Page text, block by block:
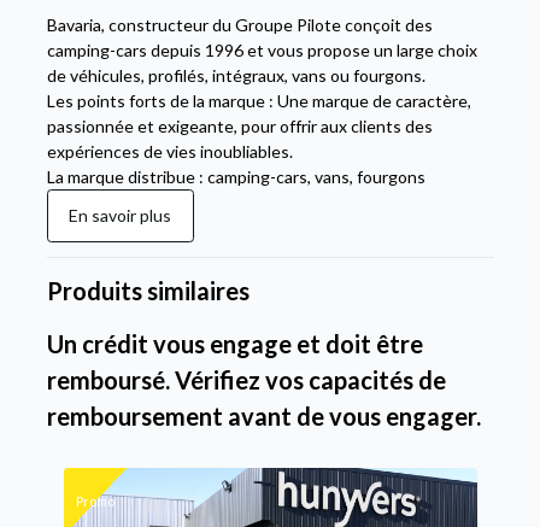
Bavaria, constructeur du Groupe Pilote conçoit des
camping-cars depuis 1996 et vous propose un large choix
de véhicules, profilés, intégraux, vans ou fourgons.
Les points forts de la marque : Une marque de caractère,
passionnée et exigeante, pour offrir aux clients des
expériences de vies inoubliables.
La marque distribue : camping-cars, vans, fourgons
En savoir plus
Produits similaires
Un crédit vous engage et doit être
remboursé. Vérifiez vos capacités de
remboursement avant de vous engager.
Promo